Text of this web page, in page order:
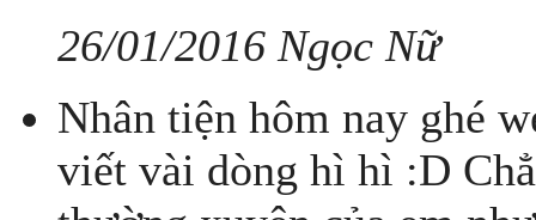
26/01/2016 Ngọc Nữ
Nhân tiện hôm nay ghé
viết vài dòng hì hì :D